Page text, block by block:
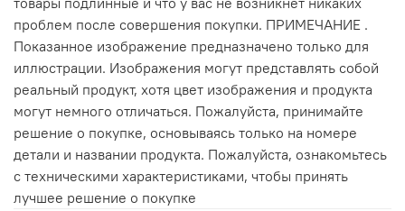
проблем после совершения покупки. ПРИМЕЧАНИЕ .
Показанное изображение предназначено только для
иллюстрации. Изображения могут представлять собой
реальный продукт, хотя цвет изображения и продукта
могут немного отличаться. Пожалуйста, принимайте
решение о покупке, основываясь только на номере
детали и названии продукта. Пожалуйста, ознакомьтесь
с техническими характеристиками, чтобы принять
лучшее решение о покупке